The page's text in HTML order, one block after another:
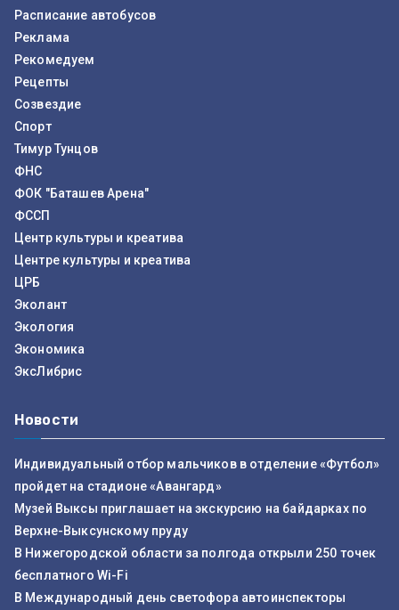
Расписание автобусов
Реклама
Рекомедуем
Рецепты
Созвездие
Спорт
Тимур Тунцов
ФНС
ФОК "Баташев Арена"
ФССП
Центр культуры и креатива
Центре культуры и креатива
ЦРБ
Эколант
Экология
Экономика
ЭксЛибрис
Новости
Индивидуальный отбор мальчиков в отделение «Футбол»
пройдет на стадионе «Авангард»
Музей Выксы приглашает на экскурсию на байдарках по
Верхне-Выксунскому пруду
В Нижегородской области за полгода открыли 250 точек
бесплатного Wi-Fi
В Международный день светофора автоинспекторы